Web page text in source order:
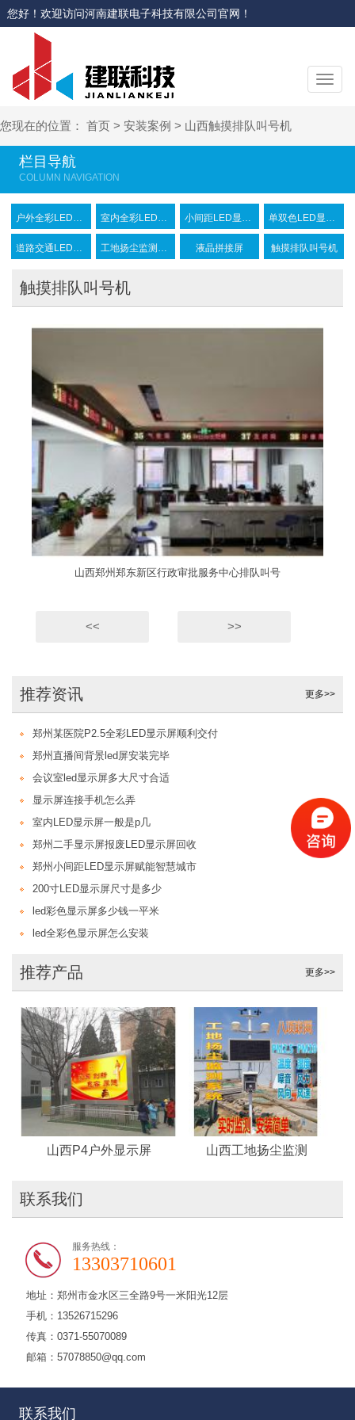
您好！欢迎访问河南建联电子科技有限公司官网！
切
您现在的位置： 首页 > 安装案例 > 山西触摸排队叫号机
栏目导航
户外全彩LED显示屏 室内全彩LED显示屏 小间距LED显示屏 单双色LED显示屏
道路交通LED显示屏 工地扬尘监测设备 液晶拼接屏 触摸排队叫号机
触摸排队叫号机
山西郑州郑东新区行政审批服务中心排队叫号
<< >>
推荐资讯 更多>>
郑州某医院P2.5全彩LED显示屏顺利交付
郑州直播间背景led屏安装完毕
会议室led显示屏多大尺寸合适
显示屏连接手机怎么弄
室内LED显示屏一般是p几
郑州二手显示屏报废LED显示屏回收
郑州小间距LED显示屏赋能智慧城市
200寸LED显示屏尺寸是多少
led彩色显示屏多少钱一平米
led全彩色显示屏怎么安装
推荐产品 更多>>
山西P4户外显示屏 山西工地扬尘监测
联系我们
服务热线：
13303710601
地址：郑州市金水区三全路9号一米阳光12层
手机：13526715296
传真：0371-55070089
邮箱：57078850@qq.com
联系我们